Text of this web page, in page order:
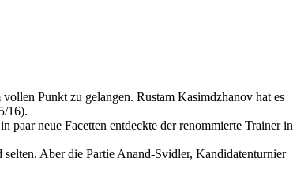
Punkt zu gelangen. Rustam Kasimdzhanov hat es
16).
neue Facetten entdeckte der renommierte Trainer in
Aber die Partie Anand-Svidler, Kandidatenturnier